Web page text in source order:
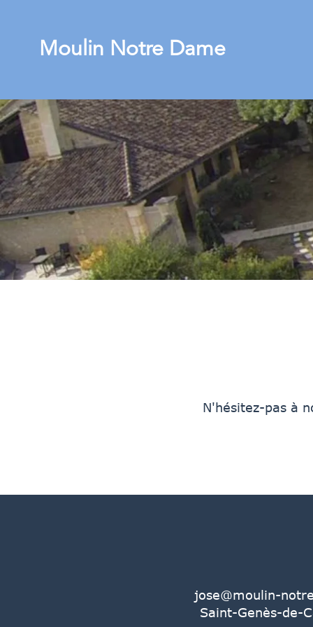
Moulin Notre Dame
N'hésitez-pas à
jose@moulin-
Saint-Genès-de-